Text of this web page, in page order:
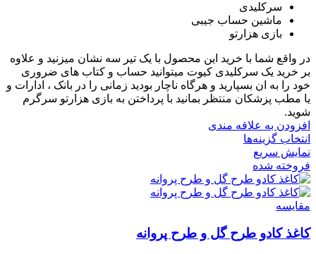
سرکلیدی
ماشین حساب جیبی
بازی هزارتو
در واقع شما با خرید این محصول با یک تیر سه نشان میزنید و علاوه
بر خرید یک سرکلیدی کیوت میتوانید حساب و کتاب های ضروری
خود را به ان بسپارید و هرگاه ناچار بودید زمانی را در بانک ، ادارات و
یا مطب پزشکان منتظر بمانید با پرداختن به بازی هزارتو سرگرم
شوید.
افزودن به علاقه مندی
انتخاب گزینه‌ها
نمایش سریع
فروخته شده
مقايسه
کاغذ کادو طرح گل و طرح پروانه